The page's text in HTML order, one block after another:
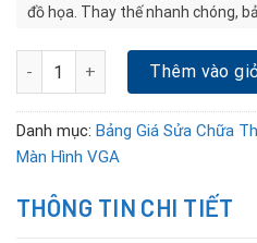
đồ họa. Thay thế nhanh chóng,
Thay Bộ nhớ Vram Vga Galax số
Thêm vào
Danh mục: Bảng Giá Sửa Chữa
Màn Hình VGA
THÔNG TIN CHI TIẾT